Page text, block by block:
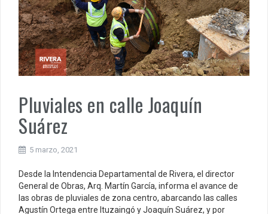
Pluviales en calle Joaquín
Suárez
5 marzo, 2021
Desde la Intendencia Departamental de Rivera, el director
General de Obras, Arq. Martín García, informa el avance de
las obras de pluviales de zona centro, abarcando las calles
Agustín Ortega entre Ituzaingó y Joaquín Suárez, y por